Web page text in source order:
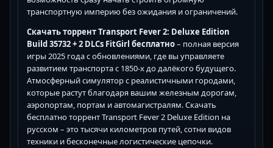
транспортную империю без ожидания и ограничений.
Скачать торрент Transport Fever 2: Deluxe Edition
Build 35732 + 2 DLCs FitGirl бесплатно– полная версия
игры 2025 года с обновлениями, где вы управляете
развитием транспорта с 1850-х до далёкого будущего.
Атмосферный симулятор с реалистичными городами,
которые растут благодаря вашим железным дорогам,
аэропортам, портам и автомагистралям. Скачать
бесплатно торрент Transport Fever 2 Deluxe Edition на
русском – это тысячи километров путей, сотни видов
техники и бесконечные логистические цепочки.